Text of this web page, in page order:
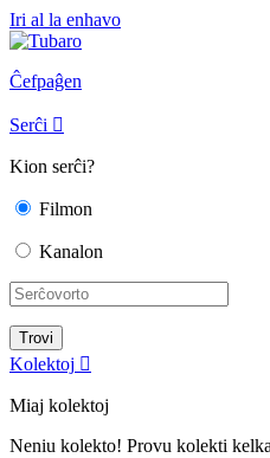
Iri al la enhavo
Ĉefpaĝen
Serĉi 
Kion serĉi?
Filmon
Kanalon
Kolektoj 
Miaj kolektoj
Neniu kolekto! Provu kolekti